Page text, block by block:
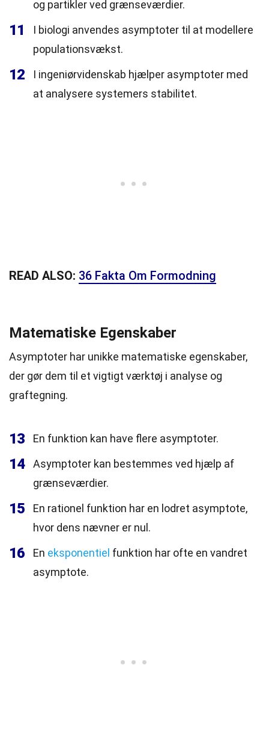
og partikler ved grænseværdier.
11
I biologi anvendes asymptoter til at modellere
populationsvækst.
12
I ingeniørvidenskab hjælper asymptoter med
at analysere systemers stabilitet.
READ ALSO: 36 Fakta Om Formodning
Matematiske Egenskaber
Asymptoter har unikke matematiske egenskaber,
der gør dem til et vigtigt værktøj i analyse og
graftegning.
13 En funktion kan have flere asymptoter.
14
Asymptoter kan bestemmes ved hjælp af
grænseværdier.
15
En rationel funktion har en lodret asymptote,
hvor dens nævner er nul.
16 En eksponentiel funktion har ofte en vandret
asymptote.